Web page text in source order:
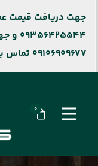
جهت دریافت قیمت
09106909677 تماس بگیرید.
0